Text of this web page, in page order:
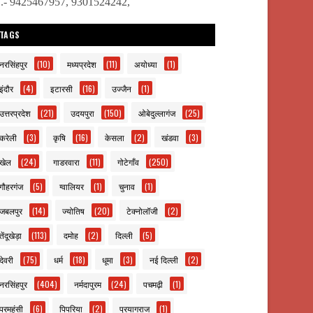
(10) मध्यप्रदेश (11) अयोध्या (1)
(4) इटारसी (16) उज्जैन (1)
(21) उदयपुरा (150) ओबेदुल्लागंज (25)
(3) कृषि (16) केसला (2) खंडवा (3)
(24) गाडरवारा (11) गोटेगाँव (250)
(5) ग्वालियर (1) चुनाव (1)
(14) ज्योतिष (20) टेक्नोलॉजी (2)
(113) दमोह (2) दिल्ली (5)
(75) धर्म (18) धूमा (3) नई दिल्ली (2)
(404) नर्मदापुरम (24) पचमढ़ी (1)
(6) पिपरिया (2) प्रयागराज (1)